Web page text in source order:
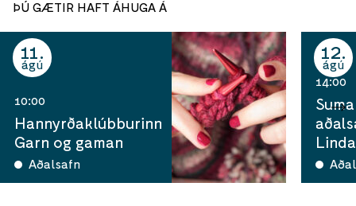
ÞÚ GÆTIR HAFT ÁHUGA Á
11
ágú
10:00
Hannyrðaklúbburinn
Garn og gaman
Aðalsafn
12
ágú
14:00